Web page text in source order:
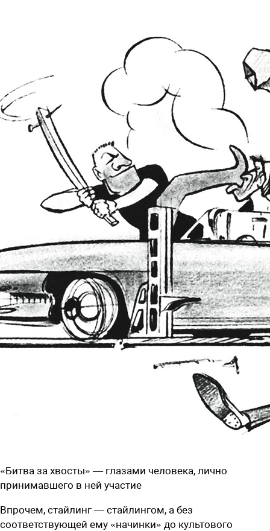
«Битва за хвосты» — глазами человека, лично
принимавшего в ней участие
Впрочем, стайлинг — стайлингом, а без
соответствующей ему «начинки» до культового